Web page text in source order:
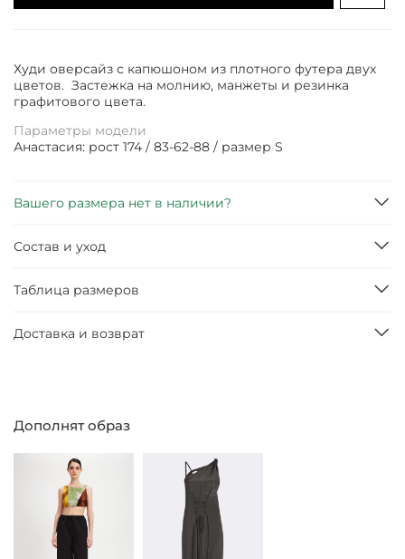
Худи оверсайз с капюшоном из плотного футера двух
цветов. Застежка на молнию, манжеты и резинка
графитового цвета.
Параметры модели
Анастасия: рост 174 / 83-62-88 / размер S
Вашего размера нет в наличии?
Состав и уход
Таблица размеров
Доставка и возврат
Дополнят образ